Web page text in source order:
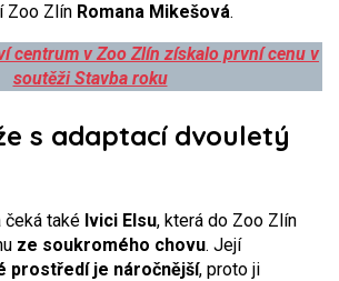
Zoo Zlín Romana Mikešová.
centrum v Zoo Zlín získalo první cenu v
soutěži Stavba roku
s adaptací dvouletý
čeká také lvici Elsu, která do Zoo Zlín
ze soukromého chovu. Její
prostředí je náročnější, proto ji